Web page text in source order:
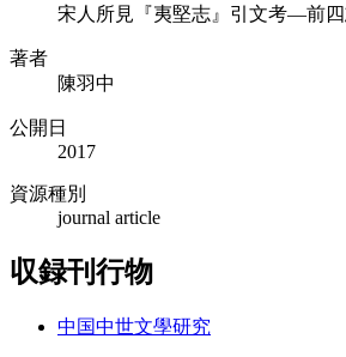
宋人所見『夷堅志』引文考―前
著者
陳羽中
公開日
2017
資源種別
journal article
収録刊行物
中国中世文學研究